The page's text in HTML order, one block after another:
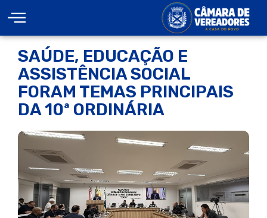
SAÚDE, EDUCAÇÃO E
ASSISTÊNCIA SOCIAL
FORAM TEMAS PRINCIPAIS
DA 10ª ORDINÁRIA